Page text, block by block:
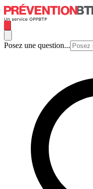
Posez une question...